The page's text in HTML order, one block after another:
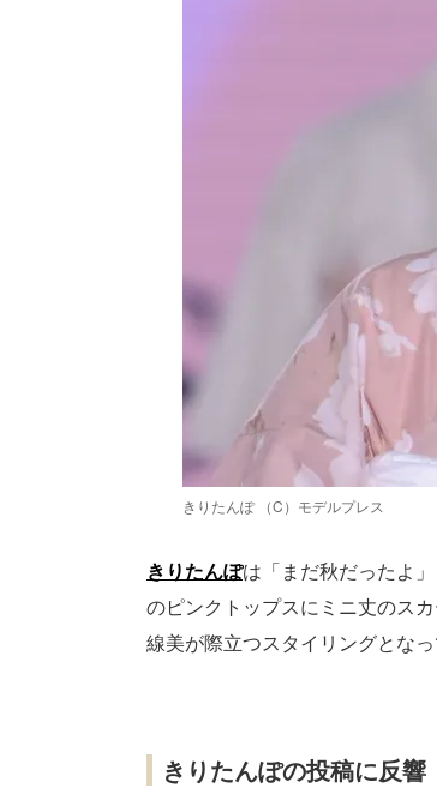
きりたんぽ （C）モデルプレス
きりたんぽは「まだ秋だったよ
のピンクトップスにミニ丈のス
線美が際立つスタイリングとなっ
きりたんぽの投稿に反響